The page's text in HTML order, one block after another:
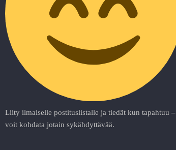
Liity ilmaiselle postituslistalle ja tiedät kun tapahtuu –
voit kohdata jotain sykähdyttävää.